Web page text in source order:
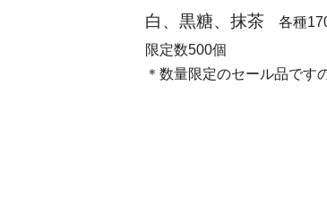
白、黒糖、抹茶 各種
限定数500個
＊数量限定のセール品です